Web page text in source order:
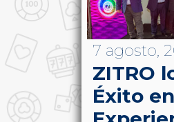
7 agosto,
ZITRO
Éxito